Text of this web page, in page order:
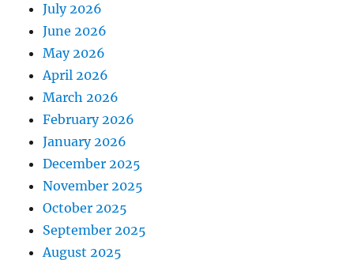
July 2026
June 2026
May 2026
April 2026
March 2026
February 2026
January 2026
December 2025
November 2025
October 2025
September 2025
August 2025